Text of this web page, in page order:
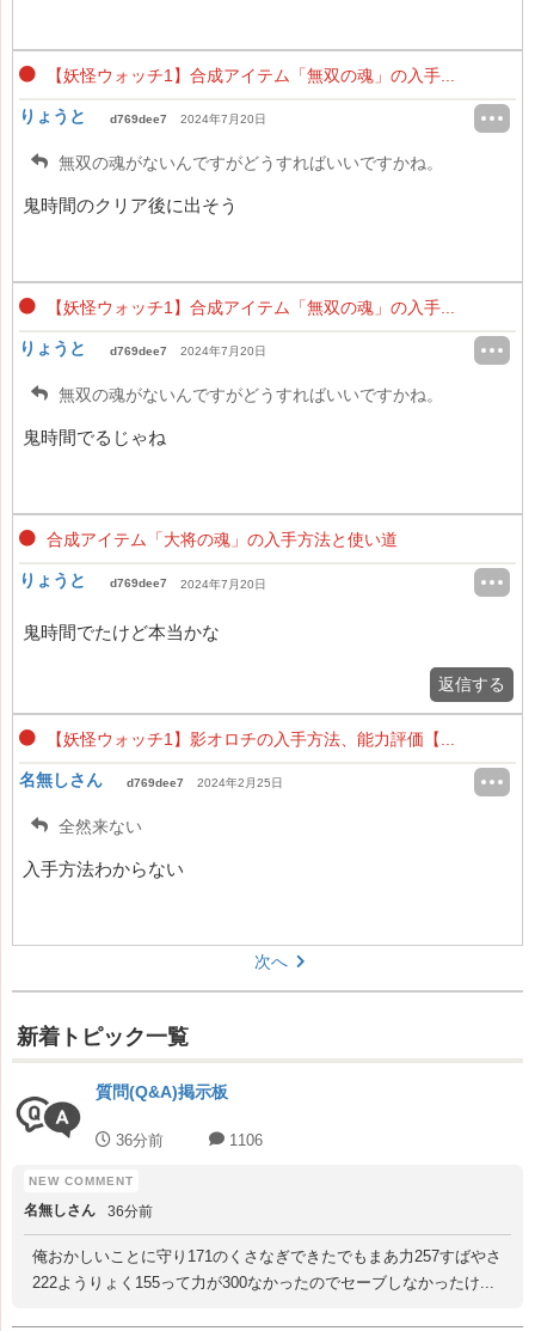
【妖怪ウォッチ1】合成アイテム「無双の魂」の入手...
りょうと d769dee7 2024年7月20日
無双の魂がないんですがどうすればいいですかね。
鬼時間のクリア後に出そう
【妖怪ウォッチ1】合成アイテム「無双の魂」の入手...
りょうと d769dee7 2024年7月20日
無双の魂がないんですがどうすればいいですかね。
鬼時間でるじゃね
合成アイテム「大将の魂」の入手方法と使い道
りょうと d769dee7 2024年7月20日
鬼時間でたけど本当かな
返信する
【妖怪ウォッチ1】影オロチの入手方法、能力評価【...
名無しさん d769dee7 2024年2月25日
全然来ない
入手方法わからない
次へ
新着トピック一覧
質問(Q&A)掲示板
36分前 1106
名無しさん 36分前
俺おかしいことに守り171のくさなぎできたでもまあ力257すばやさ
222ようりょく155って力が300なかったのでセーブしなかったけ...